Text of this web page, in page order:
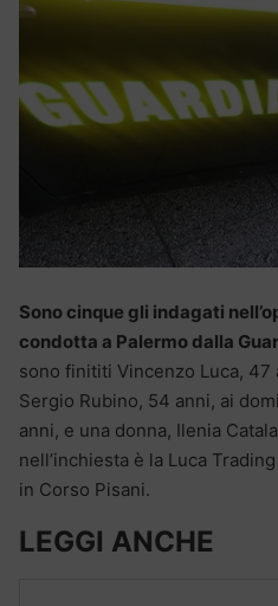
Sono cinque gli indagati
condotta a Palermo dalla
sono finititi Vincenzo Luca, 47
Sergio Rubino, 54 anni, ai
anni, e una donna, Ilenia
nell’inchiesta è la Luca
in Corso Pisani.
LEGGI ANCHE